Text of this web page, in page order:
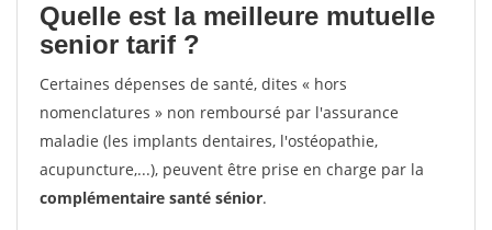
Quelle est la meilleure mutuelle
senior tarif ?
Certaines dépenses de santé, dites « hors
nomenclatures » non remboursé par l'assurance
maladie (les implants dentaires, l'ostéopathie,
acupuncture,...), peuvent être prise en charge par la
complémentaire santé sénior.